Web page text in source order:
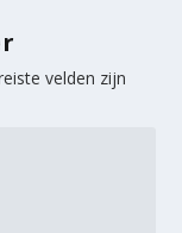
velden zijn